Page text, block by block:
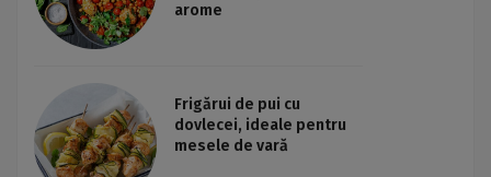
arome
Frigărui de pui cu
dovlecei, ideale pentru
mesele de vară